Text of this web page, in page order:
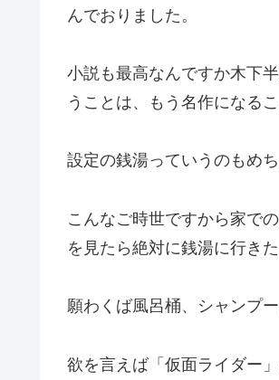
んでおりました。
小説も最高なんですか木下
うことは、もう名作になる
設定の銭湯っていうのもめち
こんなご時世ですから家で
を見たら絶対に銭湯に行き
願わくば風呂桶、シャンプ
欲を言えば「仮面ライダー